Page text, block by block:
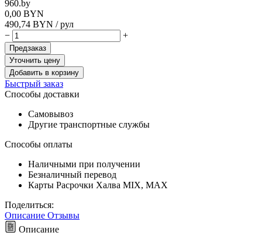
960.by
0,00 BYN
490,74 BYN / рул
−
+
Предзаказ
Уточнить цену
Добавить в корзину
Быстрый заказ
Способы доставки
Самовывоз
Другие транспортные службы
Способы оплаты
Наличными при получении
Безналичный перевод
Карты Расрочки Халва MIX, MAX
Поделиться:
Описание Отзывы
Описание